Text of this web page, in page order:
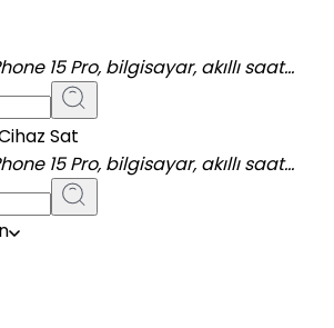
15 Pro, bilgisayar, akıllı saat...
Sat
15 Pro, bilgisayar, akıllı saat...